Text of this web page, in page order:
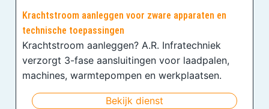
Krachtstroom aanleggen voor zware apparaten en
technische toepassingen
Krachtstroom aanleggen? A.R. Infratechniek
verzorgt 3-fase aansluitingen voor laadpalen,
machines, warmtepompen en werkplaatsen.
Bekijk dienst